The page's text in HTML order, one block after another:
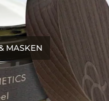
MASKEN